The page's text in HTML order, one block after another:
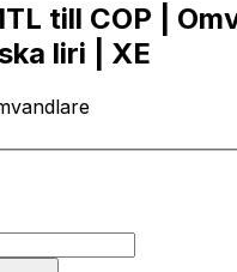
till COP |
liri | XE